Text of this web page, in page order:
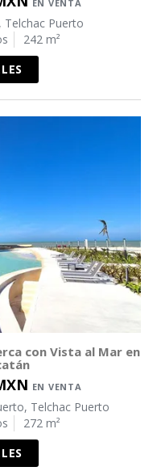
EN VENTA
Telchac Puerto
242 m²
con Vista al Mar en
EN VENTA
Telchac Puerto
272 m²